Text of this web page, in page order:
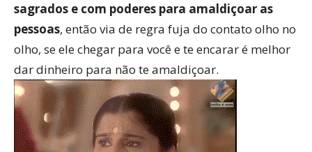
sagrados e com poderes para amaldiçoar as
pessoas, então via de regra fuja do contato olho no
olho, se ele chegar para você e te encarar é melhor
dar dinheiro para não te amaldiçoar.